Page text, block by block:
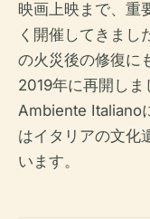
映画上映まで、重
く開催してきまし
の火災後の修復に
2019年に再開しま
Ambiente Italiano
はイタリアの文化
います。